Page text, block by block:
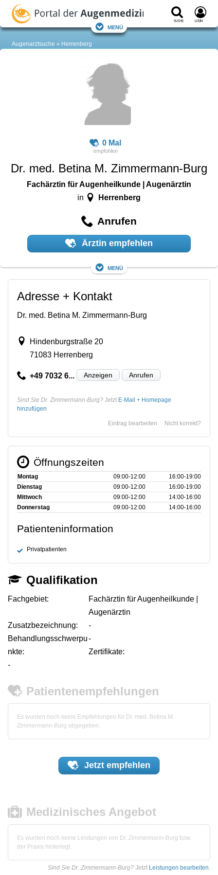
Suche Login
Menü
Augenarztsuche Herrenberg
0 Mal
Dr. med. Betina M. Zimmermann-Burg
Fachärztin für Augenheilkunde | Augenärztin
in Herrenberg
Anrufen
Ärztin empfehlen
Menü
Adresse + Kontakt
Dr. med. Betina M. Zimmermann-Burg
Hindenburgstraße 20
71083 Herrenberg
+49 7032 6... Anzeigen Anrufen
Sind Sie Dr. Zimmermann-Burg? Jetzt E-Mail + Homepage
hinzufügen
Nicht korrekt?
Eintrag bearbeiten
Öffnungszeiten
Montag 09:00‑12:00
16:00‑19:00
Dienstag
09:00‑12:00
16:00‑19:00
Mittwoch
09:00‑12:00
14:00‑16:00
Donnerstag
09:00‑12:00 14:00‑16:00
Patienteninformation
Privatpatienten
Qualifikation
Fachgebiet:
Fachärztin für Augenheilkunde |
Augenärztin
Zusatzbezeichnung:
-
Behandlungsschwerpu
nkte:
-
Zertifikate:
-
Patientenempfehlungen
Es wurden noch keine Empfehlungen für Dr. med. Betina M.
Zimmermann-Burg abgegeben.
Jetzt empfehlen
Medizinisches Angebot
Es wurden noch keine Leistungen von Dr. Zimmermann-Burg bzw.
der Praxis hinterlegt.
Sind Sie Dr. Zimmermann-Burg? Jetzt Leistungen bearbeiten.